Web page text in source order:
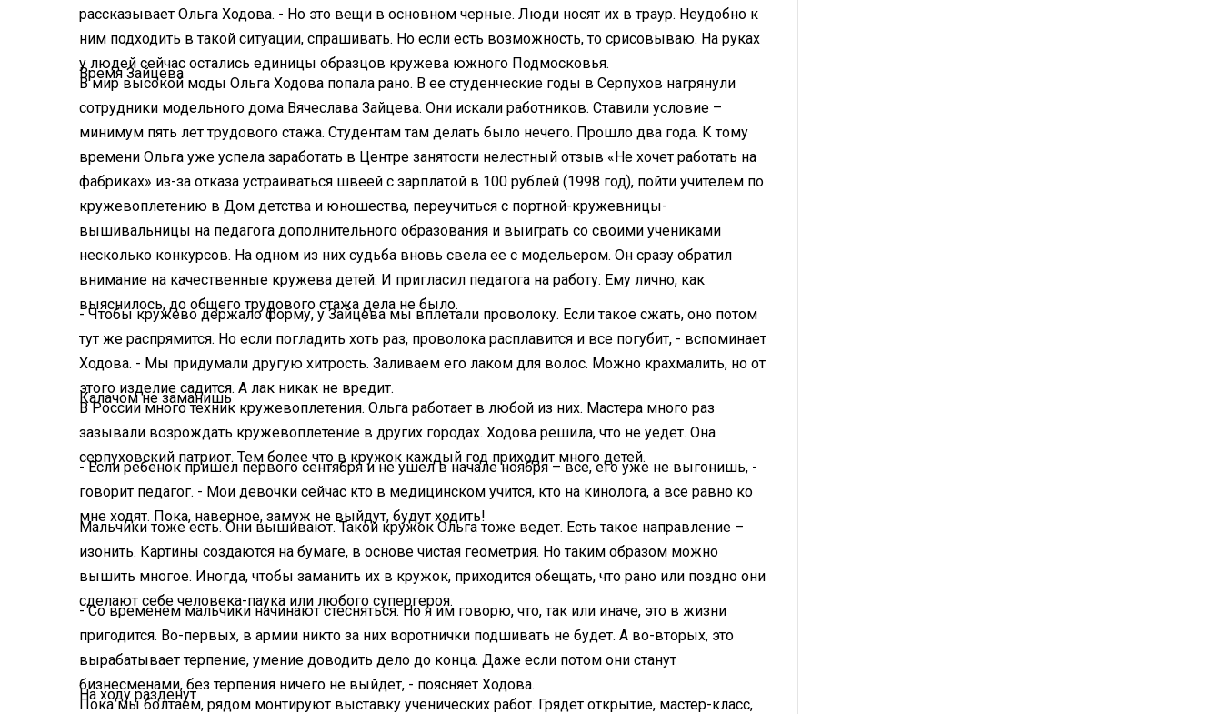
рассказывает Ольга Ходова. - Но это вещи в основном черные. Люди носят их в траур. Неудобно к
ним подходить в такой ситуации, спрашивать. Но если есть возможность, то срисовываю. На руках
у людей сейчас остались единицы образцов кружева южного Подмосковья.
Время Зайцева
В мир высокой моды Ольга Ходова попала рано. В ее студенческие годы в Серпухов нагрянули
сотрудники модельного дома Вячеслава Зайцева. Они искали работников. Ставили условие –
минимум пять лет трудового стажа. Студентам там делать было нечего. Прошло два года. К тому
времени Ольга уже успела заработать в Центре занятости нелестный отзыв «Не хочет работать на
фабриках» из-за отказа устраиваться швеей с зарплатой в 100 рублей (1998 год), пойти учителем по
кружевоплетению в Дом детства и юношества, переучиться с портной-кружевницы-
вышивальницы на педагога дополнительного образования и выиграть со своими учениками
несколько конкурсов. На одном из них судьба вновь свела ее с модельером. Он сразу обратил
внимание на качественные кружева детей. И пригласил педагога на работу. Ему лично, как
выяснилось, до общего трудового стажа дела не было.
- Чтобы кружево держало форму, у Зайцева мы вплетали проволоку. Если такое сжать, оно потом
тут же распрямится. Но если погладить хоть раз, проволока расплавится и все погубит, - вспоминает
Ходова. - Мы придумали другую хитрость. Заливаем его лаком для волос. Можно крахмалить, но от
этого изделие садится. А лак никак не вредит.
Калачом не заманишь
В России много техник кружевоплетения. Ольга работает в любой из них. Мастера много раз
зазывали возрождать кружевоплетение в других городах. Ходова решила, что не уедет. Она
серпуховский патриот. Тем более что в кружок каждый год приходит много детей.
- Если ребенок пришел первого сентября и не ушел в начале ноября – все, его уже не выгонишь, -
говорит педагог. - Мои девочки сейчас кто в медицинском учится, кто на кинолога, а все равно ко
мне ходят. Пока, наверное, замуж не выйдут, будут ходить!
Мальчики тоже есть. Они вышивают. Такой кружок Ольга тоже ведет. Есть такое направление –
изонить. Картины создаются на бумаге, в основе чистая геометрия. Но таким образом можно
вышить многое. Иногда, чтобы заманить их в кружок, приходится обещать, что рано или поздно они
сделают себе человека-паука или любого супергероя.
- Со временем мальчики начинают стесняться. Но я им говорю, что, так или иначе, это в жизни
пригодится. Во-первых, в армии никто за них воротнички подшивать не будет. А во-вторых, это
вырабатывает терпение, умение доводить дело до конца. Даже если потом они станут
бизнесменами, без терпения ничего не выйдет, - поясняет Ходова.
На ходу разденут
Пока мы болтаем, рядом монтируют выставку ученических работ. Грядет открытие, мастер-класс,